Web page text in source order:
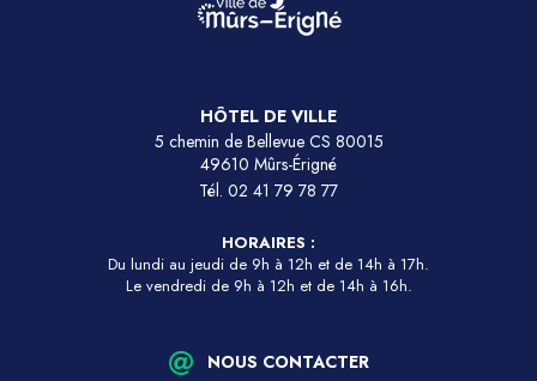
HÔTEL DE VILLE
5 chemin de Bellevue CS 80015
49610 Mûrs-Érigné
Tél. 02 41 79 78 77
HORAIRES :
Du lundi au jeudi de 9h à 12h et de 14h à 17h.
Le vendredi de 9h à 12h et de 14h à 16h.
NOUS CONTACTER